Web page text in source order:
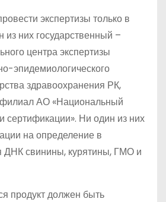
экспертизы только в
из них государственный –
центра экспертизы
эпидемиологического
здравоохранения РК,
АО «Национальный
сертификации». Ни один из них
на определение в
ДНК свинины, курятины, ГМО и
продукт должен быть